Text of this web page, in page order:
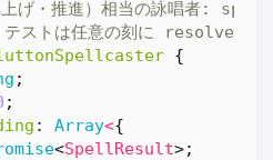
{
;
;
: Array<{
<SpellResult>;